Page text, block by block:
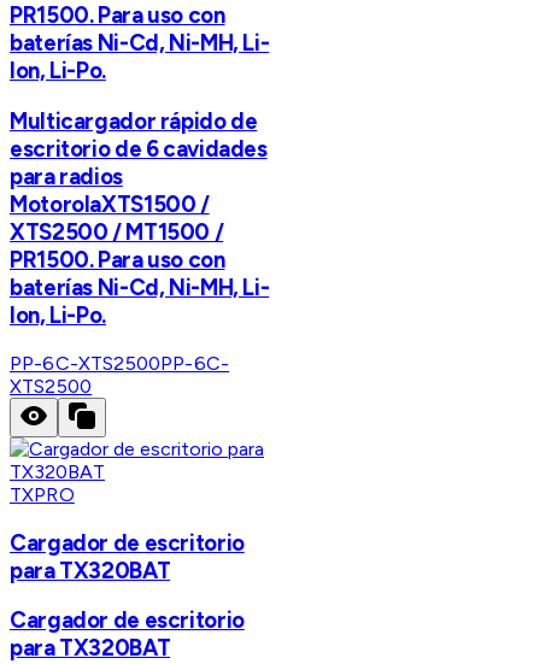
PR1500. Para uso con
baterías Ni-Cd, Ni-MH, Li-
Ion, Li-Po.
Multicargador rápido de
escritorio de 6 cavidades
para radios
MotorolaXTS1500 /
XTS2500 / MT1500 /
PR1500. Para uso con
baterías Ni-Cd, Ni-MH, Li-
Ion, Li-Po.
PP-6C-XTS2500PP-6C-
XTS2500
TXPRO
Cargador de escritorio
para TX320BAT
Cargador de escritorio
para TX320BAT